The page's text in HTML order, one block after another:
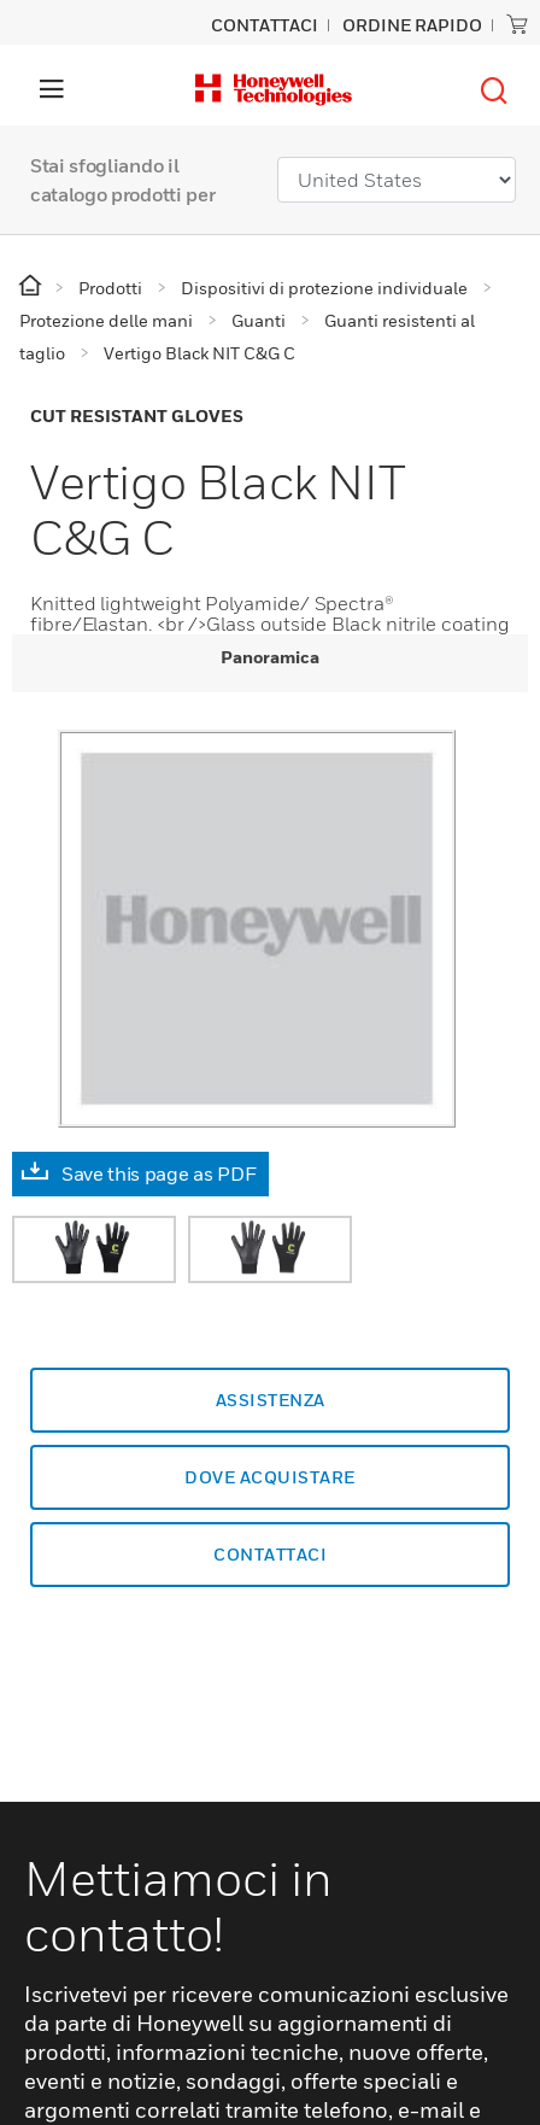
CONTATTACI ORDINE RAPIDO
Stai sfogliando il
catalogo prodotti per
Prodotti
Dispositivi di protezione individuale
Protezione delle mani
Guanti
Guanti resistenti al
taglio
Vertigo Black NIT C&G C
CUT RESISTANT GLOVES
Vertigo Black NIT
C&G C
Knitted lightweight Polyamide/ Spectra®
fibre/Elastan. <br />Glass outside Black nitrile coating
Panoramica
Save this page as PDF
ASSISTENZA
DOVE ACQUISTARE
CONTATTACI
Mettiamoci in
contatto!
Iscrivetevi per ricevere comunicazioni esclusive
da parte di Honeywell su aggiornamenti di
prodotti, informazioni tecniche, nuove offerte,
eventi e notizie, sondaggi, offerte speciali e
argomenti correlati tramite telefono, e-mail e